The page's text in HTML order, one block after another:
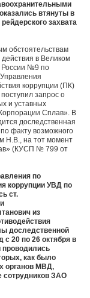
втянуты в
захвата
обстоятельствам
в Великом
России №9 по
коррупции (ПК)
запрос о
и уставных
Сплав». В
доследственная
факту возможного
Н.В., на тот момент
(КУСП № 799 от
по
коррупции УВД по
ст.
из
доследственной
с 20 по 26 октября в
проводились
как было
органов МВД,
сотрудников ЗАО